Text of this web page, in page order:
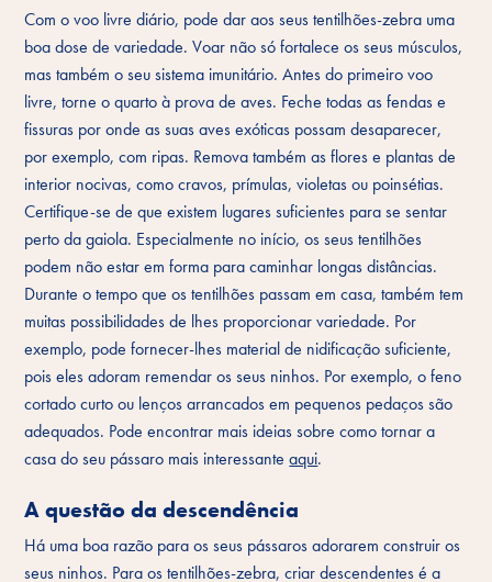
Com o voo livre diário, pode dar aos seus tentilhões-zebra uma
boa dose de variedade. Voar não só fortalece os seus músculos,
mas também o seu sistema imunitário. Antes do primeiro voo
livre, torne o quarto à prova de aves. Feche todas as fendas e
fissuras por onde as suas aves exóticas possam desaparecer,
por exemplo, com ripas. Remova também as flores e plantas de
interior nocivas, como cravos, prímulas, violetas ou poinsétias.
Certifique-se de que existem lugares suficientes para se sentar
perto da gaiola. Especialmente no início, os seus tentilhões
podem não estar em forma para caminhar longas distâncias.
Durante o tempo que os tentilhões passam em casa, também tem
muitas possibilidades de lhes proporcionar variedade. Por
exemplo, pode fornecer-lhes material de nidificação suficiente,
pois eles adoram remendar os seus ninhos. Por exemplo, o feno
cortado curto ou lenços arrancados em pequenos pedaços são
adequados. Pode encontrar mais ideias sobre como tornar a
casa do seu pássaro mais interessanteaqui.
A questão da descendência
Há uma boa razão para os seus pássaros adorarem construir os
seus ninhos. Para os tentilhões-zebra, criar descendentes é a